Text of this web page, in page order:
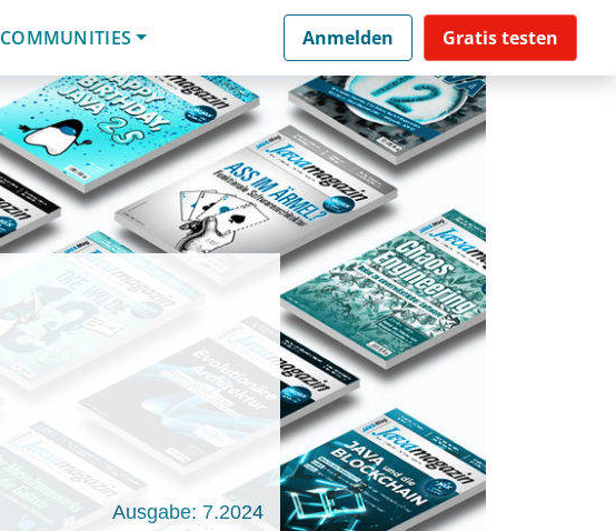
COMMUNITIES Anmelden Gratis testen
Ausgabe: 7.2024